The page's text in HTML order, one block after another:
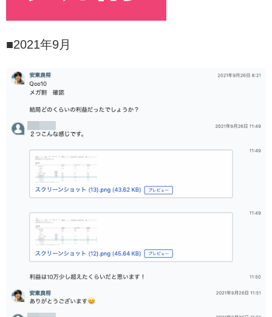
■2021年9月